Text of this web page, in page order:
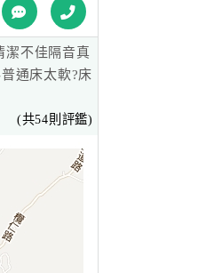
潔不佳隔音真
通床太軟?床
(共54則評鑑)